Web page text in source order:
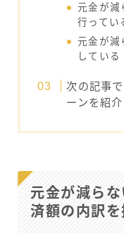
元金が減
行ってい
元金が減
している
次の記事
ーンを紹介
元金が減ら
済額の内訳を